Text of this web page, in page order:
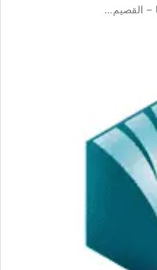
– القصيم…